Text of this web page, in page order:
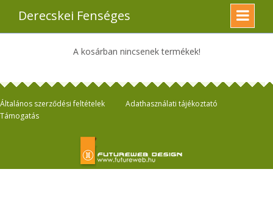
Derecskei Fenséges
A kosárban nincsenek termékek!
Általános szerződési feltételek
Adathasználati tájékoztató
Támogatás